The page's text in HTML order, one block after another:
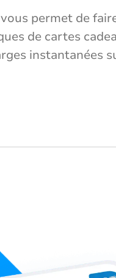
permet de
de cartes
instantanées